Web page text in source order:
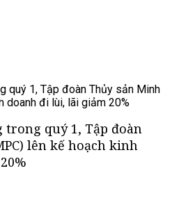
quý 1, Tập đoàn Thủy sản Minh
doanh đi lùi, lãi giảm 20%
trong quý 1, Tập đoàn
lên kế hoạch kinh